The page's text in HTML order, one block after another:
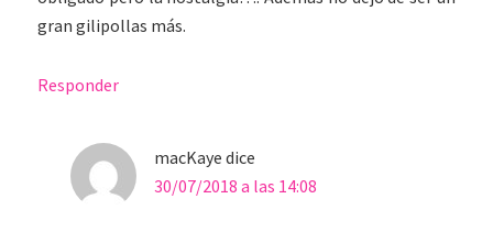
gran gilipollas más.
Responder
macKaye dice
30/07/2018 a las 14:08